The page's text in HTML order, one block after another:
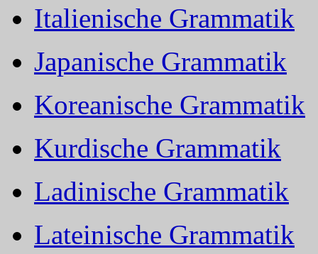
Italienische Grammatik
Japanische Grammatik
Koreanische Grammatik
Kurdische Grammatik
Ladinische Grammatik
Lateinische Grammatik